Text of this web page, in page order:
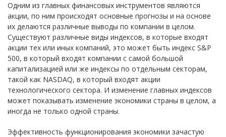
Одним из главных финансовых инструментов являются
акции, по ним происходят основные прогнозы и на основе
их делаются различные выводы по компании в целом.
Существуют различные виды индексов, в которые входят
акции тех или иных компаний, это может быть индекс S&P
500, в который входят компании с самой большой
капитализацией или же индексы по отдельным секторам,
такой как NASDAQ, в который входят акции
технологического сектора. И изменение главных индексов
может показывать изменение экономики страны в целом, а
иногда не только одной страны.
Эффективность функционирования экономики зачастую